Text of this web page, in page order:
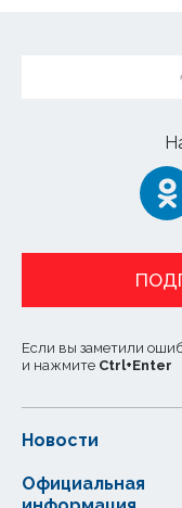
Если вы заметили
и нажмите Ctrl+Enter
Новости
Официальная